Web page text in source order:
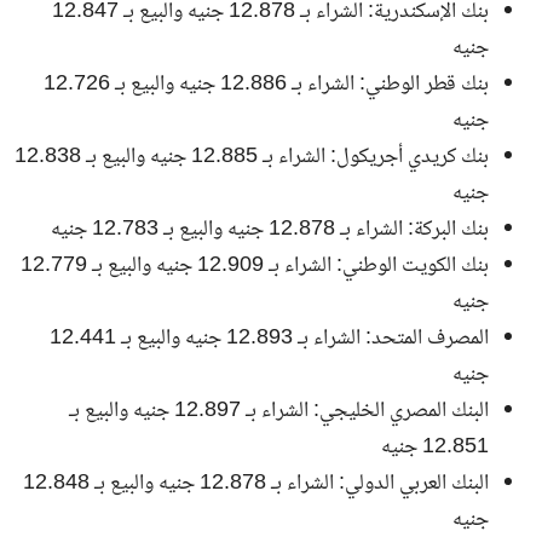
بنك الإسكندرية: الشراء بـ 12.878 جنيه والبيع بـ 12.847
جنيه
بنك قطر الوطني: الشراء بـ 12.886 جنيه والبيع بـ 12.726
جنيه
بنك كريدي أجريكول: الشراء بـ 12.885 جنيه والبيع بـ 12.838
جنيه
بنك البركة: الشراء بـ 12.878 جنيه والبيع بـ 12.783 جنيه
بنك الكويت الوطني: الشراء بـ 12.909 جنيه والبيع بـ 12.779
جنيه
المصرف المتحد: الشراء بـ 12.893 جنيه والبيع بـ 12.441
جنيه
البنك المصري الخليجي: الشراء بـ 12.897 جنيه والبيع بـ
12.851 جنيه
البنك العربي الدولي: الشراء بـ 12.878 جنيه والبيع بـ 12.848
جنيه